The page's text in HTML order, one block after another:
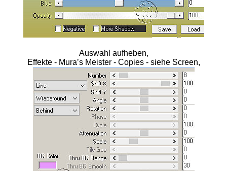
Auswahl aufheben,
Effekte - Mura’s Meister - Copies - siehe Screen,